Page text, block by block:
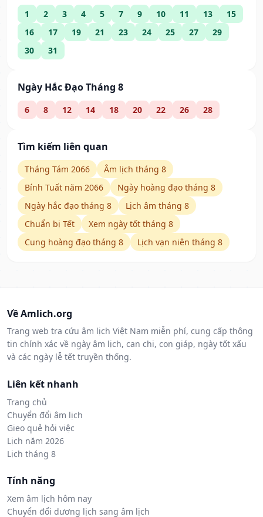
1 2 3 4 5 7 9 10 11 13
15
16
17 19 21 23 24 25 27
29
30
31
Ngày Hắc Đạo Tháng 8
6 8 12 14 18 20 22 26 28
Tìm kiếm liên quan
Tháng Tám 2066
Âm lịch tháng 8
Bính Tuất năm 2066
Ngày hoàng đạo tháng 8
Ngày hắc đạo tháng 8
Lịch âm tháng 8
Chuẩn bị Tết
Xem ngày tốt tháng 8
Cung hoàng đạo tháng 8
Lịch vạn niên tháng 8
Về Amlich.org
Trang web tra cứu âm lịch Việt Nam miễn phí, cung cấp thông
tin chính xác về ngày âm lịch, can chi, con giáp, ngày tốt xấu
và các ngày lễ tết truyền thống.
Liên kết nhanh
Trang chủ
Chuyển đổi âm lịch
Gieo quẻ hỏi việc
Lịch năm 2026
Lịch tháng 8
Tính năng
Xem âm lịch hôm nay
Chuyển đổi dương lịch sang âm lịch